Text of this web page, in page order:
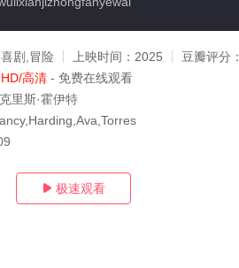
喜剧,冒险 上映时间： 2025 豆瓣评分：
HD/高清 - 免费在线观看
里斯·霍伊特
 极速观看